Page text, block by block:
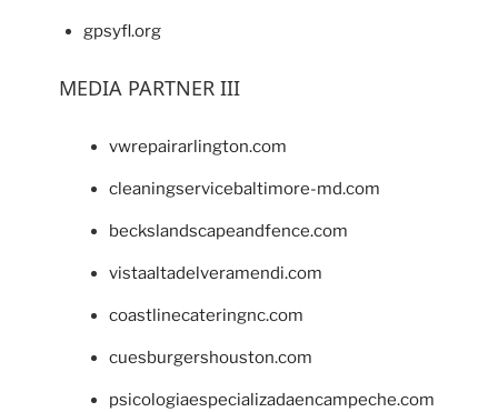
gpsyfl.org
MEDIA PARTNER III
vwrepairarlington.com
cleaningservicebaltimore-md.com
beckslandscapeandfence.com
vistaaltadelveramendi.com
coastlinecateringnc.com
cuesburgershouston.com
psicologiaespecializadaencampeche.com